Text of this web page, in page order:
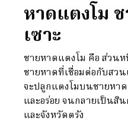
หาดแตงโม
เซาะ
ชายหาดแตงโม คือ ส่วนห
ชายหาดที่เชื่อมต่อกับสว
จะปลูกแตงโมบนชายหา
และอร่อย จนกลายเป็นสิ
และจังหวัดตรัง